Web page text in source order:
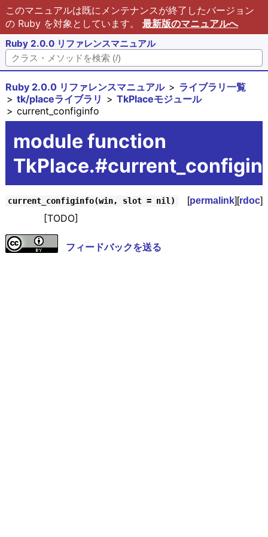
このマニュアルは既にメンテナンスが終了したバージョン
の Ruby を対象としています。 最新版のマニュアルへ
Ruby 2.0.0 リファレンスマニュアル
Ruby 2.0.0 リファレンスマニュアル
ライブラリ一覧
tk/placeライブラリ
TkPlaceモジュール
current_configinfo
module function
current_configinfo(win, slot = nil) [permalink][rdoc]
[TODO]
フィードバックを送る